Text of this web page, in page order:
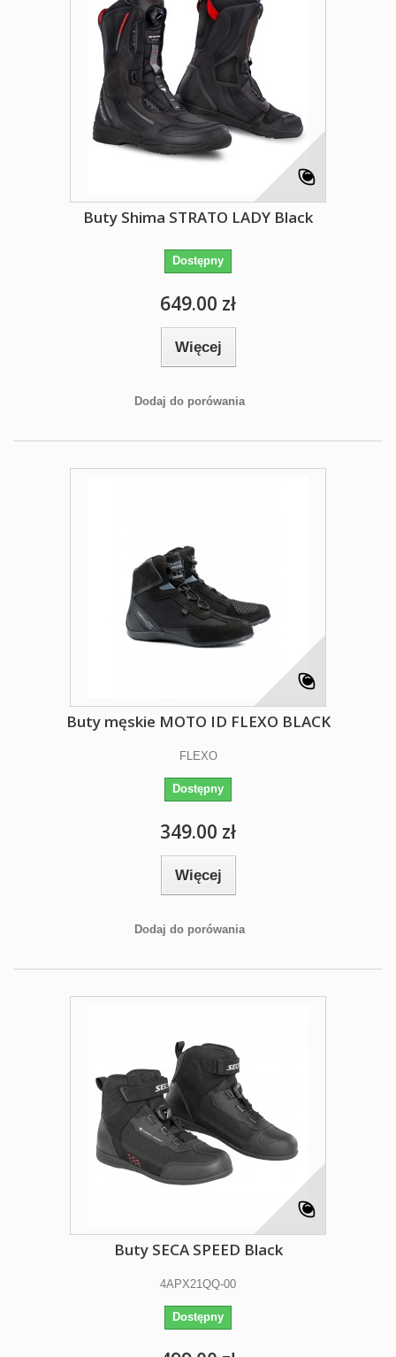
Buty Shima STRATO LADY Black
Dostępny
649.00 zł
Więcej
Dodaj do porówania
Buty męskie MOTO ID FLEXO BLACK
FLEXO
Dostępny
349.00 zł
Więcej
Dodaj do porówania
Buty SECA SPEED Black
4APX21QQ-00
Dostępny